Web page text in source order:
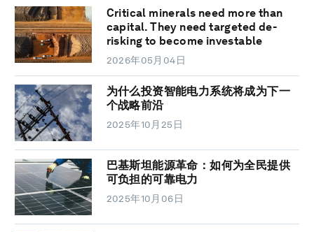
Critical minerals need more than
capital. They need targeted de-
risking to become investable
2026年05月04日
为什么投资智能电力系统将成为下一
个战略前沿
2025年10月25日
巴基斯坦能源革命：如何为全民提供
可负担的可靠电力
2025年10月06日